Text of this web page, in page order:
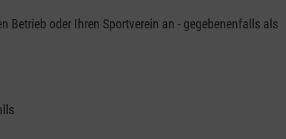
Betrieb oder Ihren Sportverein an - gegebenenfalls als